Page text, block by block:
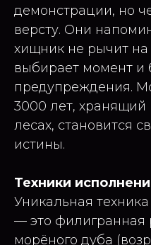
демонстрации, но
версту. Они
хищник не рычит
выбирает момент и
предупреждения.
3000 лет, хранящий
лесах, становится
истины.
Техники
Уникальная
— это филигранная
морёного дуба